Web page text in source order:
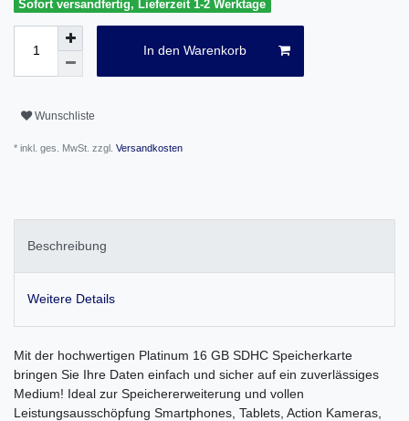
Sofort versandfertig, Lieferzeit 1-2 Werktage
In den Warenkorb
Wunschliste
* inkl. ges. MwSt. zzgl. Versandkosten
Beschreibung
Weitere Details
Mit der hochwertigen Platinum 16 GB SDHC Speicherkarte
bringen Sie Ihre Daten einfach und sicher auf ein zuverlässiges
Medium! Ideal zur Speichererweiterung und vollen
Leistungsausschöpfung Smartphones, Tablets, Action Kameras,